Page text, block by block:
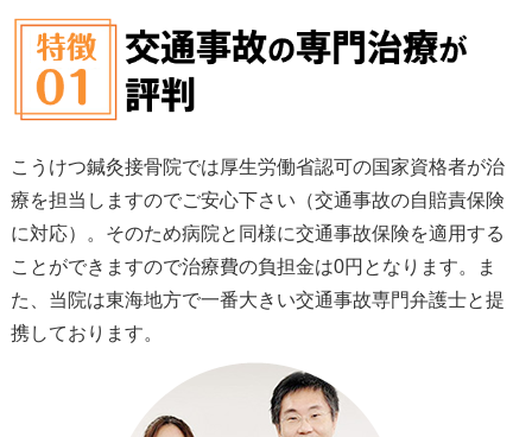
こうけつ鍼灸接骨院では厚生労働省認可の国家資格者が治
療を担当しますのでご安心下さい（交通事故の自賠責保険
に対応）。そのため病院と同様に交通事故保険を適用する
ことができますので治療費の負担金は0円となります。ま
た、当院は東海地方で一番大きい交通事故専門弁護士と提
携しております。